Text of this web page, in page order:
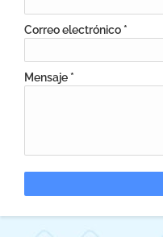
Correo electrónico *
Mensaje *